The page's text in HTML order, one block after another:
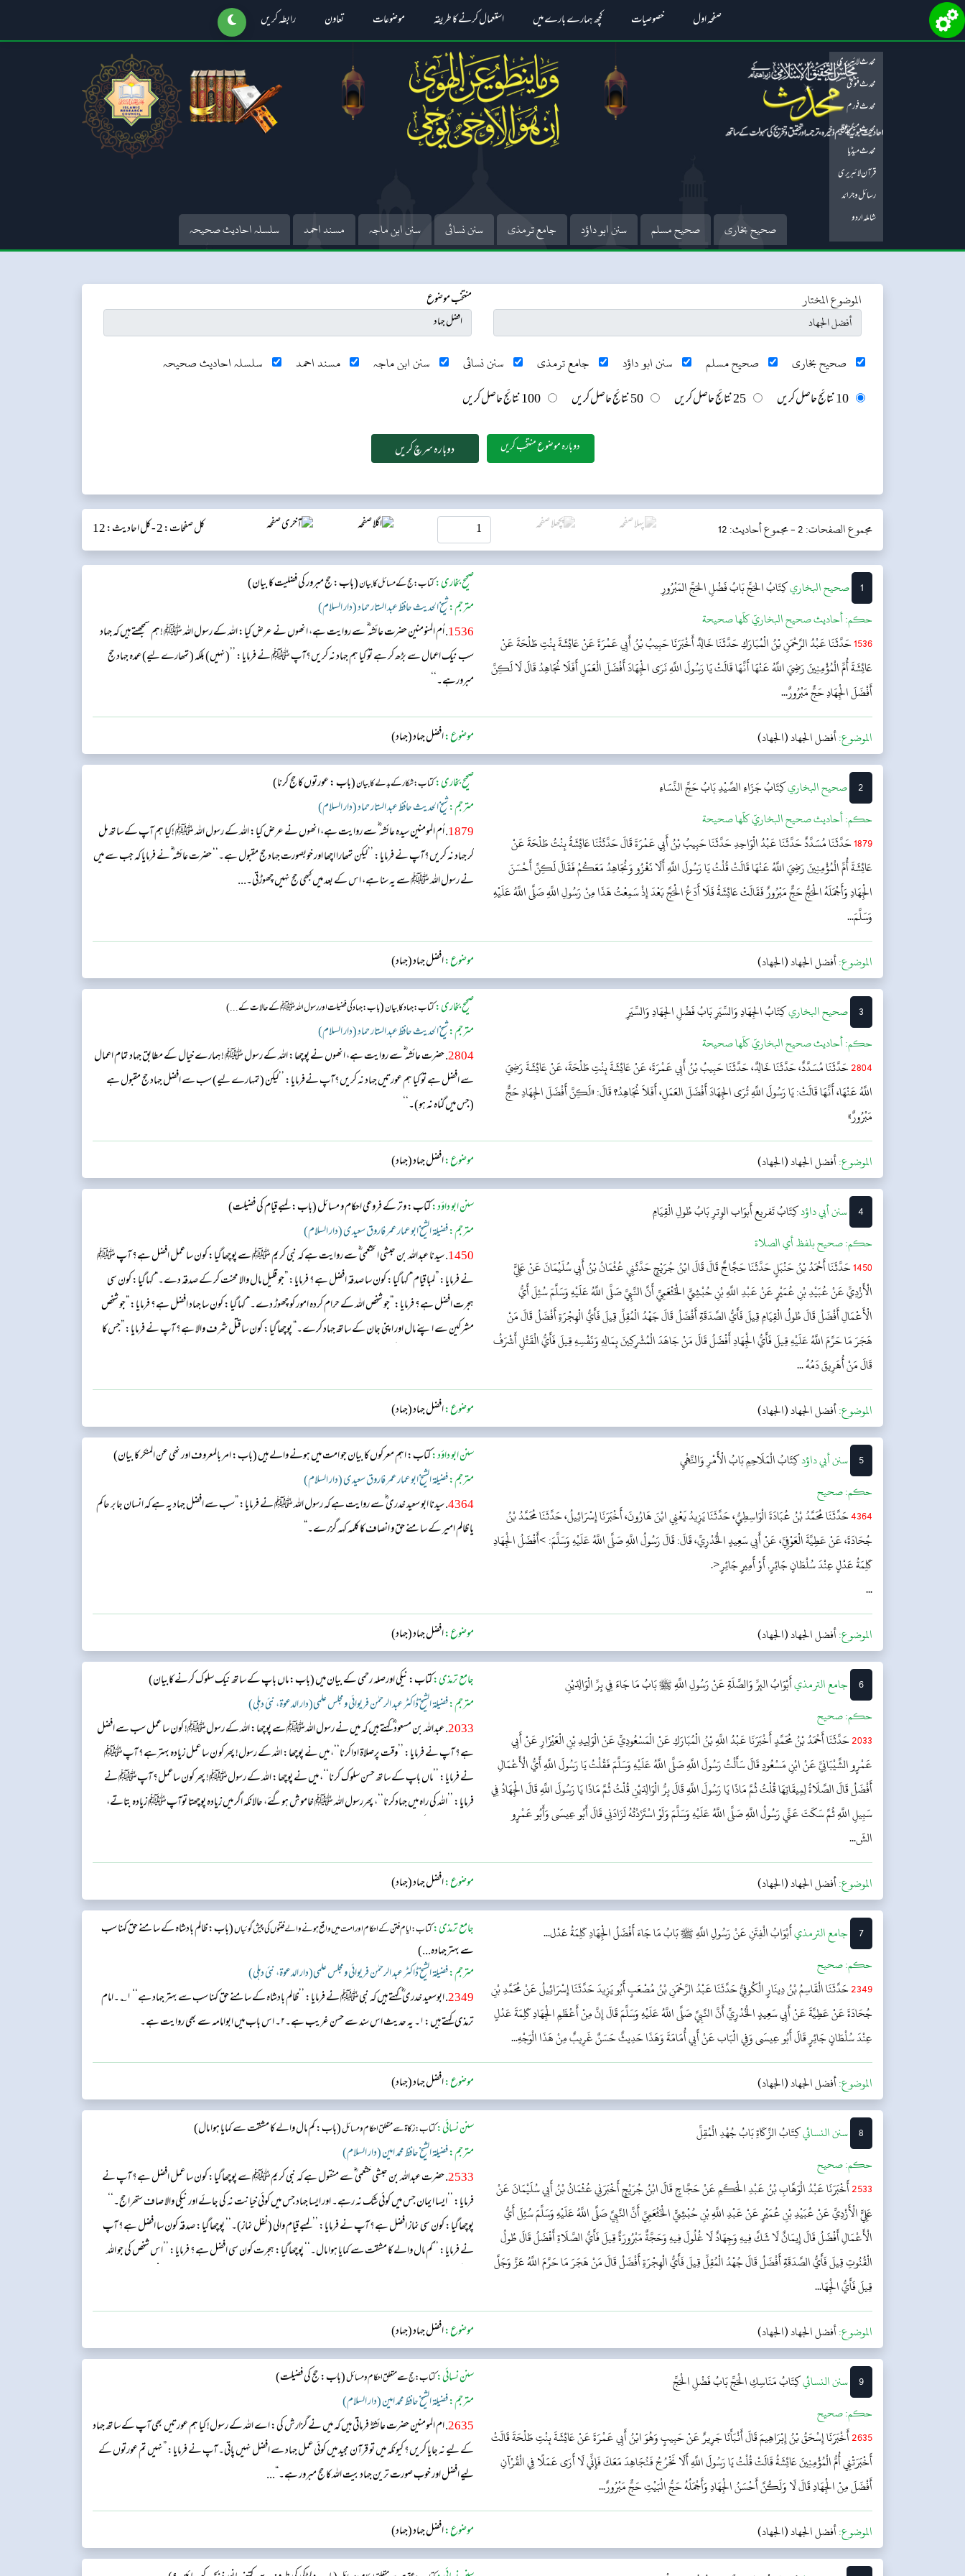
صفحہ اول خصوصیات کچھ ہمارے بارے میں استعمال کرنے کا طریقہ موضوعات تعاون رابطہ کریں
محدث لائبریری
محدث فتویٰ
محدث فورم
محدث میگزین
محدث میڈیا
قرآن لائبریری
رسائل و جرائد
شاملہ اردو
صحیح بخاری صحیح مسلم سنن ابو داؤد جامع ترمذی سنن نسائی سنن ابن ماجہ مسند احمد سلسلہ احادیث صحیحہ
الموضوع المختار منتخب موضوع
صحیح بخاری صحیح مسلم سنن ابو داؤد جامع ترمذی سنن نسائی سنن ابن ماجہ مسند احمد
سلسلہ احادیث صحیحہ
10 نتائج حاصل کریں
25 نتائج حاصل کریں 50 نتائج حاصل کریں 100 نتائج حاصل کریں
دوبارہ موضوع منتخب کریں
مجموع الصفحات: 2 - مجموع أحاديث: 12 کل صفحات: 2 - کل احادیث: 12
1 ‌‌صحيح البخاريكِتَابُ الحَجِّبَابُ فَضْلِ الحَجِّ المَبْرُورِ
حکم:أحاديث صحيح البخاريّ كلّها صحيحة
1536حَدَّثَنَا عَبْدُ الرَّحْمَنِ بْنُ الْمُبَارَكِ حَدَّثَنَا خَالِدٌ أَخْبَرَنَا حَبِيبُ بْنُ أَبِي عَمْرَةَ عَنْ عَائِشَةَ بِنْتِ طَلْحَةَ عَنْ
عَائِشَةَ أُمِّ الْمُؤْمِنِينَ رَضِيَ اللَّهُ عَنْهَا أَنَّهَا قَالَتْ يَا رَسُولَ اللَّهِ نَرَى الْجِهَادَ أَفْضَلَ الْعَمَلِ أَفَلَا نُجَاهِدُ قَالَ لَا لَكِنَّ
أَفْضَلَ الْجِهَادِ حَجٌّ مَبْرُورٌ...
صحیح بخاری:کتاب: حج کے مسائل کا بیان(باب: حج مبرور کی فضلیت کا بیان)
مترجم:شیخ الحدیث حافظ عبد الستار حماد (دار السلام)
1536 . اُم المنومنین حضرت عائشہ ؓ سے روایت ہے، انھوں نے عرض کیا: اللہ کے رسول اللہ ﷺ !ہم سمجھتے ہیں کہ جہاد
سب نیک اعمال سے بڑھ کر ہے تو کیا ہم جہاد نہ کریں؟آپ ﷺ نے فرمایا: ’’(نہیں) بلکہ (تمھارے لیے) عمدہ جہاد حج
مبرورہے۔‘‘
الموضوع:أفضل الجهاد (الجهاد) موضوع:افضل جہاد (جہاد)
2 ‌‌صحيح البخاريکِتَابُ جَزَاءِ الصَّيْدِبَابُ حَجِّ النِّسَاءِ
حکم:أحاديث صحيح البخاريّ كلّها صحيحة
1879حَدَّثَنَا مُسَدَّدٌ حَدَّثَنَا عَبْدُ الْوَاحِدِ حَدَّثَنَا حَبِيبُ بْنُ أَبِي عَمْرَةَ قَالَ حَدَّثَتْنَا عَائِشَةُ بِنْتُ طَلْحَةَ عَنْ
عَائِشَةَ أُمِّ الْمُؤْمِنِينَ رَضِيَ اللَّهُ عَنْهَا قَالَتْ قُلْتُ يَا رَسُولَ اللَّهِ أَلَا نَغْزُو وَنُجَاهِدُ مَعَكُمْ فَقَالَ لَكِنَّ أَحْسَنَ
الْجِهَادِ وَأَجْمَلَهُ الْحَجُّ حَجٌّ مَبْرُورٌ فَقَالَتْ عَائِشَةُ فَلَا أَدَعُ الْحَجَّ بَعْدَ إِذْ سَمِعْتُ هَذَا مِنْ رَسُولِ اللَّهِ صَلَّى اللَّهُ عَلَيْهِ
وَسَلَّمَ...
صحیح بخاری:کتاب: شکار کے بدلے کا بیان(باب : عورتوں کا حج کرنا)
مترجم:شیخ الحدیث حافظ عبد الستار حماد (دار السلام)
1879 . اُم المومنین سیدہ عائشہ ؓ سے روایت ہے، انھوں نے عرض کیا: اللہ کے رسول اللہ ﷺ !کیا ہم آپ کے ساتھ مل
کر جہاد نہ کریں؟آپ نے فرمایا: ’’لیکن تمھارا اچھا اور خوبصورت جہاد حج مقبول ہے۔‘‘ حضرت عائشہ ؓ نے فرمایا کہ جب سے میں
نے رسول اللہ ﷺ سے یہ سنا ہے، اس کے بعد میں کبھی حج نہیں چھوڑتی۔...
الموضوع:أفضل الجهاد (الجهاد) موضوع:افضل جہاد (جہاد)
3 ‌‌صحيح البخاريكِتَابُ الجِهَادِ وَالسِّيَرِبَابُ فَضْلِ الجِهَادِ وَالسِّيَرِ
حکم:أحاديث صحيح البخاريّ كلّها صحيحة
2804حَدَّثَنَا مُسَدَّدٌ، حَدَّثَنَا خَالِدٌ، حَدَّثَنَا حَبِيبُ بْنُ أَبِي عَمْرَةَ، عَنْ عَائِشَةَ بِنْتِ طَلْحَةَ، عَنْ عَائِشَةَ رَضِيَ
اللَّهُ عَنْهَا، أَنَّهَا قَالَتْ: يَا رَسُولَ اللَّهِ تُرَى الجِهَادَ أَفْضَلَ العَمَلِ، أَفَلاَ نُجَاهِدُ؟ قَالَ: «لَكِنَّ أَفْضَلَ الجِهَادِ حَجٌّ
مَبْرُورٌ»
صحیح بخاری:کتاب: جہاد کا بیان(باب : جہاد کی فضیلت اور رسول اللہ ﷺ کے حالات کے...)
مترجم:شیخ الحدیث حافظ عبد الستار حماد (دار السلام)
2804. حضرت عائشہ ؓ سے روایت ہے، انھوں نے پوچھا: اللہ کے رسول ﷺ !ہمارے خیال کے مطابق جہاد تمام اعمال
سے افضل ہے تو کیا ہم عورتیں جہاد نہ کریں؟آپ نےفرمایا: ’’لیکن (تمہارے لیے) سب سے افضل جہاد حج مقبول ہے
(جس میں گناہ نہ ہو)۔‘‘
الموضوع:أفضل الجهاد (الجهاد) موضوع:افضل جہاد (جہاد)
4 ‌سنن أبي داؤدكِتَابُ تَفريع أَبوَاب الوِترِبَابُ طُولِ الْقِيَامِ
حکم:صحيح بلفظ أي الصلاة
1450حَدَّثَنَا أَحْمَدُ بْنُ حَنْبَلٍ حَدَّثَنَا حَجَّاجٌ قَالَ قَالَ ابْنُ جُرَيْجٍ حَدَّثَنِي عُثْمَانُ بْنُ أَبِي سُلَيْمَانَ عَنْ عَلِيٍّ
الْأَزْدِيِّ عَنْ عُبَيْدِ بْنِ عُمَيْرٍ عَنْ عَبْدِ اللَّهِ بْنِ حُبْشِيٍّ الْخَثْعَمِيِّ أَنَّ النَّبِيَّ صَلَّى اللَّهُ عَلَيْهِ وَسَلَّمَ سُئِلَ أَيُّ
الْأَعْمَالِ أَفْضَلُ قَالَ طُولُ الْقِيَامِ قِيلَ فَأَيُّ الصَّدَقَةِ أَفْضَلُ قَالَ جَهْدُ الْمُقِلِّ قِيلَ فَأَيُّ الْهِجْرَةِ أَفْضَلُ قَالَ مَنْ
هَجَرَ مَا حَرَّمَ اللَّهُ عَلَيْهِ قِيلَ فَأَيُّ الْجِهَادِ أَفْضَلُ قَالَ مَنْ جَاهَدَ الْمُشْرِكِينَ بِمَالِهِ وَنَفْسِهِ قِيلَ فَأَيُّ الْقَتْلِ أَشْرَفُ
قَالَ مَنْ أُهَرِيقَ دَمُهُ ...
سنن ابو داؤد:کتاب: وتر کے فروعی احکام و مسائل(باب: لمبے قیام کی فضیلت)
مترجم:فضیلۃ الشیخ ابو عمار عمر فاروق سعیدی (دار السلام)
1450 . سیدنا عبداللہ بن حبشی الخثعمی ؓ سے روایت ہے کہ نبی کریم ﷺ سے پوچھا گیا: کون سا عمل افضل ہے؟ آپ ﷺ
نے فرمایا: ”لمبا قیام“ کہا گیا: کون سا صدقہ افضل ہے؟ فرمایا: ”جو قلیل مال والا محنت کر کے صدقہ دے۔“ کہا گیا: کون سی
ہجرت افضل ہے؟ فرمایا: ”جو شخص اللہ کے حرام کردہ امور کو چھوڑ دے۔“ کہا گیا: کون سا جہاد افضل ہے؟ فرمایا: ”جو شخص
مشرکین سے اپنے مال اور اپنی جان کے ساتھ جہاد کرے۔“ پوچھا گیا: کون سا قتل شرف والا ہے؟ آپ نے فرمایا: ”جس کا
الموضوع:أفضل الجهاد (الجهاد) موضوع:افضل جہاد (جہاد)
5 ‌سنن أبي داؤدكِتَابُ الْمَلَاحِمِبَابُ الْأَمْرِ وَالنَّهْيِ
حکم:صحیح
4364حَدَّثَنَا مُحَمَّدُ بْنُ عُبَادَةَ الْوَاسِطِيُّ، حَدَّثَنَا يَزِيدُ يَعْنِي ابْنَ هَارُونَ، أَخْبَرَنَا إِسْرَائِيلُ، حَدَّثَنَا مُحَمَّدُ بْنُ
جُحَادَةَ، عَنْ عَطِيَّةَ الْعَوْفِيِّ، عَنْ أَبِي سَعِيدٍ الْخُدْرِيِّ، قَالَ: قَالَ رَسُولُ اللَّهِ صَلَّى اللَّهُ عَلَيْهِ وَسَلَّمَ: >أَفْضَلُ الْجِهَادِ
...
سنن ابو داؤد:کتاب: اہم معرکوں کا بیان جو امت میں ہونے والے ہیں(باب: امر بالمعروف اور نھی عن المنکر کا بیان)
مترجم:فضیلۃ الشیخ ابو عمار عمر فاروق سعیدی (دار السلام)
4364. سیدنا ابو سعید خدری ؓ سے روایت ہے کہ رسول اللہ ﷺ نے فرمایا: ”سب سے افضل جہاد یہ ہے کہ انسان جابر حاکم
یا ظالم امیر کے سامنے حق و انصاف کا کلمہ کہہ گزرے۔“
الموضوع:أفضل الجهاد (الجهاد) موضوع:افضل جہاد (جہاد)
6 ‌جامع الترمذيأَبْوَابُ البِرِّ وَالصِّلَةِ عَنْ رَسُولِ اللَّهِ ﷺبَابُ مَا جَاءَ فِي بِرِّ الْوَالِدَيْنِ​
حکم:صحیح
2033حَدَّثَنَا أَحْمَدُ بْنُ مُحَمَّدٍ أَخْبَرَنَا عَبْدُ اللَّهِ بْنُ الْمُبَارَكِ عَنْ الْمَسْعُودِيِّ عَنْ الْوَلِيدِ بْنِ الْعَيْزَارِ عَنْ أَبِي
عَمْرٍو الشَّيْبَانِيِّ عَنْ ابْنِ مَسْعُودٍ قَالَ سَأَلْتُ رَسُولَ اللَّهِ صَلَّى اللَّهُ عَلَيْهِ وَسَلَّمَ فَقُلْتُ يَا رَسُولَ اللَّهِ أَيُّ الْأَعْمَالِ
أَفْضَلُ قَالَ الصَّلَاةُ لِمِيقَاتِهَا قُلْتُ ثُمَّ مَاذَا يَا رَسُولَ اللَّهِ قَالَ بِرُّ الْوَالِدَيْنِ قُلْتُ ثُمَّ مَاذَا يَا رَسُولَ اللَّهِ قَالَ الْجِهَادُ فِي
سَبِيلِ اللَّهِ ثُمَّ سَكَتَ عَنِّي رَسُولُ اللَّهِ صَلَّى اللَّهُ عَلَيْهِ وَسَلَّمَ وَلَوْ اسْتَزَدْتُهُ لَزَادَنِي قَالَ أَبُو عِيسَى وَأَبُو عَمْرٍو
الشّ...
جامع ترمذی:كتاب: نیکی اورصلہ رحمی کے بیان میں(باب: ماں باپ کے ساتھ نیک سلوک کرنے کابیان​)
مترجم:فضیلۃ الشیخ ڈاکٹر عبد الرحمٰن فریوائی ومجلس علمی(دار الدعوۃ، نئی دہلی)
2033 . عبداللہ بن مسعود ؓ کہتے ہیں کہ میں نے رسول اللہﷺ سے پوچھا: اللہ کے رسولﷺ! کون سا عمل سب سے افضل
ہے؟ آپ نے فرمایا: ’’وقت پرصلاۃ اداکرنا‘‘، میں نے پوچھا: اللہ کے رسول! پھر کو ن سا عمل زیادہ بہترہے؟ آپﷺ
نے فرمایا: ’’ماں باپ کے ساتھ حسن سلوک کرنا‘‘، میں نے پوچھا: اللہ کے رسولﷺ! پھر کون ساعمل؟ آپﷺ نے
فرمایا: ’’اللہ کی راہ میں جہادکرنا‘‘، پھررسول اللہ ﷺ خاموش ہوگئے، حالانکہ اگر میں زیادہ پوچھتا توآپﷺ زیادہ بتاتے،
الموضوع:أفضل الجهاد (الجهاد) موضوع:افضل جہاد (جہاد)
7 ‌جامع الترمذيأَبْوَابُ الْفِتَنِ عَنْ رَسُولِ اللَّهِ ﷺبَابُ مَا جَاءَ أَفْضَلُ الْجِهَادِ كَلِمَةُ عَدْل...
حکم:صحیح
2349حَدَّثَنَا الْقَاسِمُ بْنُ دِينَارٍ الْكُوفِيُّ حَدَّثَنَا عَبْدُ الرَّحْمَنِ بْنُ مُصْعَبٍ أَبُو يَزِيدَ حَدَّثَنَا إِسْرَائِيلُ عَنْ مُحَمَّدِ بْنِ
جُحَادَةَ عَنْ عَطِيَّةَ عَنْ أَبِي سَعِيدٍ الْخُدْرِيِّ أَنَّ النَّبِيَّ صَلَّى اللَّهُ عَلَيْهِ وَسَلَّمَ قَالَ إِنَّ مِنْ أَعْظَمِ الْجِهَادِ كَلِمَةَ عَدْلٍ
عِنْدَ سُلْطَانٍ جَائِرٍ قَالَ أَبُو عِيسَى وَفِي الْبَاب عَنْ أَبِي أُمَامَةَ وَهَذَا حَدِيثٌ حَسَنٌ غَرِيبٌ مِنْ هَذَا الْوَجْهِ...
جامع ترمذی:كتاب: ایام فتن کے احکام اور امت میں واقع ہونے والے فتنوں کی پیش گوئیاں(باب: ظالم بادشاہ کے سامنے حق کہنا سب
سے بہتر جہادہ...)
مترجم:فضیلۃ الشیخ ڈاکٹر عبد الرحمٰن فریوائی ومجلس علمی(دار الدعوۃ، نئی دہلی)
2349
. ابوسعید خدری ؓ کہتے ہیں کہ نبیﷺ نے فرمایا: ’’ظالم بادشاہ کے سامنے حق کہنا سب سے بہتر جہاد ہے‘‘ ۱؎ ۔امام
ترمذی کہتے ہیں:۱۔ یہ حدیث اس سند سے حسن غریب ہے۔۲۔ اس باب میں ابوامامہ سے بھی روایت ہے۔
الموضوع:أفضل الجهاد (الجهاد) موضوع:افضل جہاد (جہاد)
8 ‌سنن النسائيكِتَابُ الزَّكَاةِبَابُ جُهْدِ الْمُقِلِّ
حکم:صحیح
2533أَخْبَرَنَا عَبْدُ الْوَهَّابِ بْنُ عَبْدِ الْحَكَمِ عَنْ حَجَّاجٍ قَالَ ابْنُ جُرَيْجٍ أَخْبَرَنِي عُثْمَانُ بْنُ أَبِي سُلَيْمَانَ عَنْ
عَلِيٍّ الْأَزْدِيِّ عَنْ عُبَيْدِ بْنِ عُمَيْرٍ عَنْ عَبْدِ اللَّهِ بْنِ حُبْشِيٍّ الْخَثْعَمِيِّ أَنَّ النَّبِيَّ صَلَّى اللَّهُ عَلَيْهِ وَسَلَّمَ سُئِلَ أَيُّ
الْأَعْمَالِ أَفْضَلُ قَالَ إِيمَانٌ لَا شَكَّ فِيهِ وَجِهَادٌ لَا غُلُولَ فِيهِ وَحَجَّةٌ مَبْرُورَةٌ قِيلَ فَأَيُّ الصَّلَاةِ أَفْضَلُ قَالَ طُولُ
الْقُنُوتِ قِيلَ فَأَيُّ الصَّدَقَةِ أَفْضَلُ قَالَ جُهْدُ الْمُقِلِّ قِيلَ فَأَيُّ الْهِجْرَةِ أَفْضَلُ قَالَ مَنْ هَجَرَ مَا حَرَّمَ اللَّهُ عَزَّ وَجَلَّ
قِيلَ فَأَيُّ الْجِهَا...
سنن نسائی:کتاب: زکاۃ سے متعلق احکام و مسائل(باب: کم مال والے کا مشقت سے کمایا ہوا مال)
مترجم:فضیلۃ الشیخ حافظ محمد امین (دار السلام)
2533
. حضرت عبداللہ بن حبشی خثعمی ؓ سے منقول ہے کہ نبی کریمﷺ سے پوچھا گیا: کون سا عمل افضل ہے؟ آپ نے
فرمایا: ’’ایسا ایمان جس میں کوئی شک نہ رہے۔ اور ایسا جہاد جس میں کوئی خیانت نہ کی جائے اور نیکی والا صاف ستھرا حج۔‘‘
پوچھا گیا: کون سی نماز افضل ہے؟ آپ نے فرمایا: ’’لمبے قیام والی (نفل نماز)۔‘‘ پوچھا گیا: صدقہ کون سا افضل ہے؟ آپ
نے فرمایا: ’’کم مال والے کا مشقت سے کمایا ہوا مال۔‘‘ پوچھا گیا: ہجرت کون سی افضل ہے؟ فرمایا: ’’اس شخص کی جو اللہ
الموضوع:أفضل الجهاد (الجهاد) موضوع:افضل جہاد (جہاد)
9 ‌سنن النسائيكِتَابُ مَنَاسِكِ الْحَجِّبَابُ فَضْلِ الْحَجِّ
حکم:صحیح
2635أَخْبَرَنَا إِسْحَقُ بْنُ إِبْرَاهِيمَ قَالَ أَنْبَأَنَا جَرِيرٌ عَنْ حَبِيبٍ وَهُوَ ابْنُ أَبِي عَمْرَةَ عَنْ عَائِشَةَ بِنْتِ طَلْحَةَ قَالَتْ
أَخْبَرَتْنِي أُمُّ الْمُؤْمِنِينَ عَائِشَةُ قَالَتْ قُلْتُ يَا رَسُولَ اللَّهِ أَلَا نَخْرُجُ فَنُجَاهِدَ مَعَكَ فَإِنِّي لَا أَرَى عَمَلًا فِي الْقُرْآنِ
أَفْضَلَ مِنْ الْجِهَادِ قَالَ لَا وَلَكُنَّ أَحْسَنُ الْجِهَادِ وَأَجْمَلُهُ حَجُّ الْبَيْتِ حَجٌّ مَبْرُورٌ...
سنن نسائی:کتاب: حج سے متعلق احکام و مسائل(باب: حج کی فضیلت)
مترجم:فضیلۃ الشیخ حافظ محمد امین (دار السلام)
2635. ام المومنین حضرت عائشہؓ فرماتی ہیں کہ میں نے گزارش کی: اے اللہ کے رسول! کیا ہم عورتیں بھی آپ کے ساتھ جہاد
کے لیے نہ جایا کریں؟ کیونکہ میں تو قرآن مجید میں کوئی عمل جہاد سے افضل نہیں پاتی۔ آپ نے فرمایا: ”نہیں تم عورتوں کے
لیے افضل اور خوب صورت ترین جہاد بیت اللہ کا حج مبرور ہے۔“...
الموضوع:أفضل الجهاد (الجهاد) موضوع:افضل جہاد (جہاد)